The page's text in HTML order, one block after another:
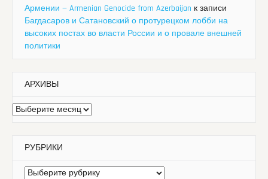
Армении — Armenian Genocide from Azerbaijan к записи
Багдасаров и Сатановский о протурецком лобби на
высоких постах во власти России и о провале внешней
политики
АРХИВЫ
Архивы
РУБРИКИ
Рубрики